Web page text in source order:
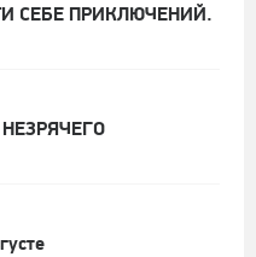
СЕБЕ ПРИКЛЮЧЕНИЙ.
НЕЗРЯЧЕГО